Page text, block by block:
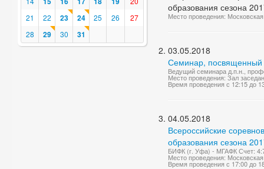
21
22 23 24 25 26
27
28
29 30 31
образования сезона
Место проведения:
03.05.2018
Семинар, посвященный
Ведущий семинара д.п.н.,
Место проведения: Зал
Время проведения с 12:15 до
04.05.2018
Всероссийские
образования сезона
БИФК (г. Уфа) - МГАФК Счет:
Место проведения:
Время проведения с 17:00 до